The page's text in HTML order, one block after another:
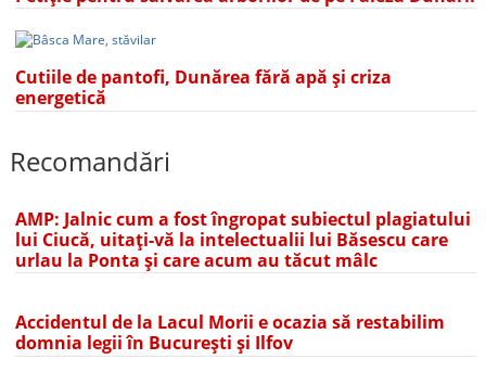
Cutiile de pantofi, Dunărea fără apă și criza
energetică
Recomandări
AMP: Jalnic cum a fost îngropat subiectul plagiatului
lui Ciucă, uitați-vă la intelectualii lui Băsescu care
urlau la Ponta și care acum au tăcut mâlc
Accidentul de la Lacul Morii e ocazia să restabilim
domnia legii în București și Ilfov